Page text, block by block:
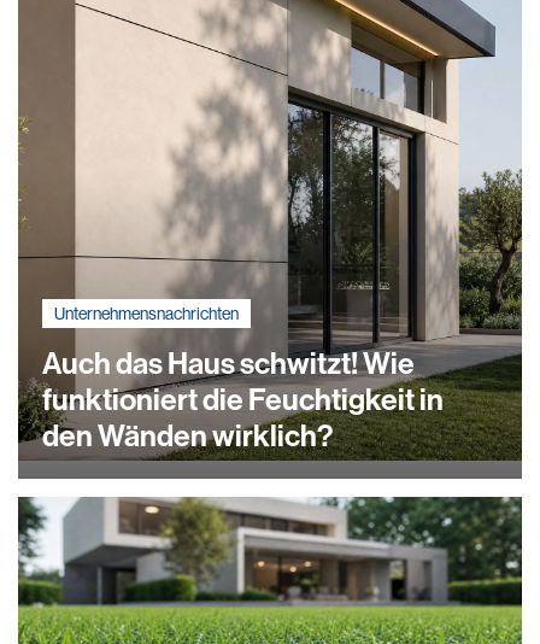
Unternehmensnachrichten
Auch das Haus schwitzt! Wie
funktioniert die Feuchtigkeit in
den Wänden wirklich?